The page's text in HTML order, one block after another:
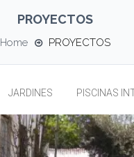
PROYECTOS
Home PROYECTOS
JARDINES PISCINAS